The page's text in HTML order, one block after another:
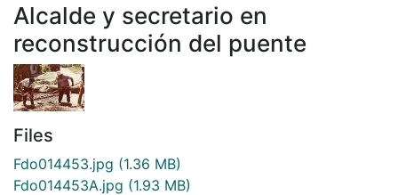
Alcalde y secretario en
reconstrucción del puente
Files
Fdo014453.jpg (1.36 MB)
Fdo014453A.jpg (1.93 MB)